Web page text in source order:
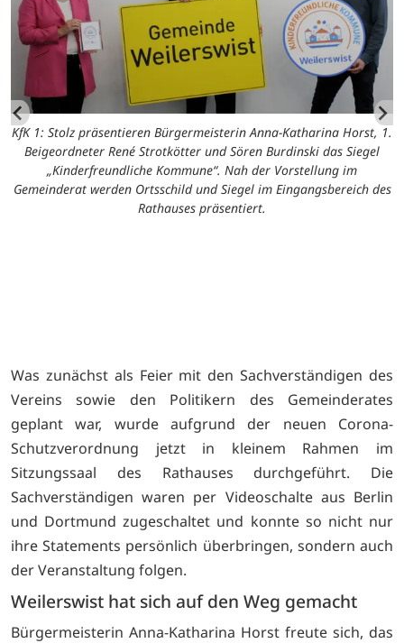
KfK 1: Stolz präsentieren Bürgermeisterin Anna-Katharina Horst, 1.
Beigeordneter René Strotkötter und Sören Burdinski das Siegel
„Kinderfreundliche Kommune“. Nah der Vorstellung im
Gemeinderat werden Ortsschild und Siegel im Eingangsbereich des
Rathauses präsentiert.
Was zunächst als Feier mit den Sachverständigen des
Vereins sowie den Politikern des Gemeinderates
geplant war, wurde aufgrund der neuen Corona-
Schutzverordnung jetzt in kleinem Rahmen im
Sitzungssaal des Rathauses durchgeführt. Die
Sachverständigen waren per Videoschalte aus Berlin
und Dortmund zugeschaltet und konnte so nicht nur
ihre Statements persönlich überbringen, sondern auch
der Veranstaltung folgen.
Weilerswist hat sich auf den Weg gemacht
Bürgermeisterin Anna-Katharina Horst freute sich, das